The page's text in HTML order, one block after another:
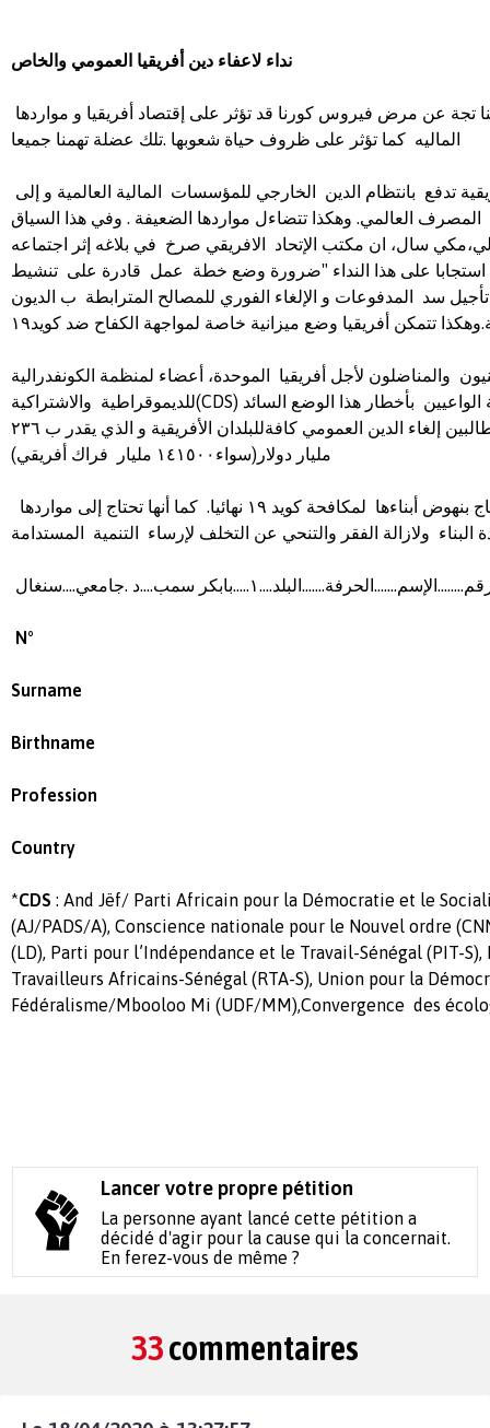
نداء لاعفاء دين أفريقيا العمومي والخاص
الماليه كما تؤثر على ظروف حياة شعوبها .تلك عضلة تهمنا جميعا
المصرف العالمي. وهكذا تتضاءل مواردها الضعيفة . وفي هذا السياق
سال، ان مكتب الإتحاد الافريقي صرخ في بلاغه إثر اجتماعه
في ٣ افريل ٢٠٢٠ ، استجابا على هذا النداء "ضرورة وضع خطة عمل قادرة على تنشيط
سد المدفوعات و الإلغاء الفوري للمصالح المترابطة ب الديون
والمناضلون لأجل أفريقيا الموحدة، أعضاء لمنظمة الكونفدرالية
للديموقراطية والاشتراكية(CDS) بسنيغال،ندعو جميع الأفارقة الواعيين بأخطار هذا الوضع السائد
إلى توقيع هذه العريضة مطالبين إلغاء الدين العمومي كافةللبلدان الأفريقية و الذي يقدر ب ٢٣٦
مليار دولار(سواء١٤١٥٠٠ مليار فراك أفريقي)
البناء ولازالة الفقر والتنحي عن التخلف لإرساء التنمية المستدامة
سمب....د .جامعي....سنغال
N°
Surname
Birthname
Profession
Country
*CDS : And Jëf/ Parti Africain pour la Démocratie et le
(AJ/PADS/A), Conscience nationale pour le Nouvel ordre
(LD), Parti pour l’Indépendance et le Travail-Sénégal (PIT-
Travailleurs Africains-Sénégal (RTA-S), Union pour la
Fédéralisme/Mbooloo Mi (UDF/MM),Convergence des
Lancer votre propre pétition
La personne ayant lancé cette pétition a
décidé d'agir pour la cause qui la concernait.
En ferez-vous de même ?
33commentaires